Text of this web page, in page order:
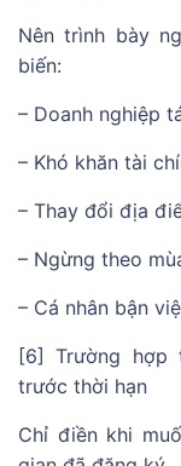
Nên trình bày
biến:
– Doanh nghiệp
– Khó khăn tài
– Thay đổi địa
– Ngừng theo
– Cá nhân bận
[6] Trường hợp
trước thời hạn
Chỉ điền khi